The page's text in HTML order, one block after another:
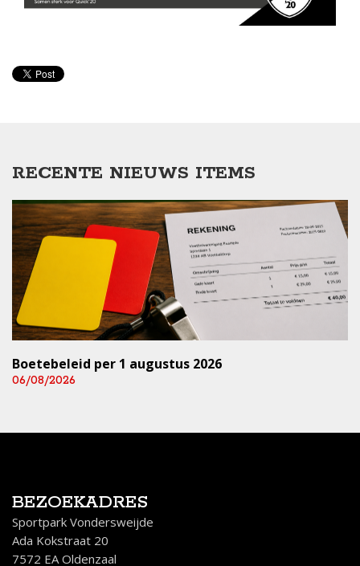
RECENTE NIEUWS ITEMS
Boetebeleid per 1 augustus 2026
06/08/2026
BEZOEKADRES
Sportpark Vondersweijde
Ada Kokstraat 20
7572 EA Oldenzaal